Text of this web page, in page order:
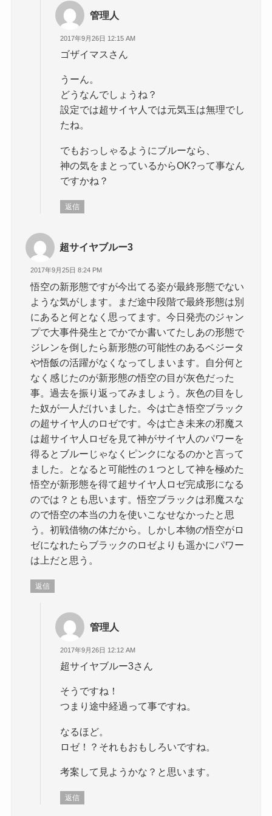
管理人
2017年9月26日 12:15 AM
ゴザイマスさん
うーん。
どうなんでしょうね？
設定では超サイヤ人では元気玉は無理でし
たね。
でもおっしゃるようにブルーなら、
神の気をまとっているからOK?って事なん
ですかね？
返信
超サイヤブルー3
2017年9月25日 8:24 PM
悟空の新形態ですが今出てる姿が最終形態でない
ような気がします。まだ途中段階で最終形態は別
にあると何となく思ってます。今日発売のジャン
プで大事件発生とでかでか書いてたしあの形態で
ジレンを倒したら新形態の可能性のあるベジータ
や悟飯の活躍がなくなってしまいます。自分何と
なく感じたのが新形態の悟空の目が灰色だった
事。過去を振り返ってみましょう。灰色の目をし
た奴が一人だけいました。今は亡き悟空ブラック
の超サイヤ人のロゼです。今は亡き未来の邪魔ス
は超サイヤ人ロゼを見て神がサイヤ人のパワーを
得るとブルーじゃなくピンクになるのかと言って
ました。となると可能性の１つとして神を極めた
悟空が新形態を得て超サイヤ人ロゼ完成形になる
のでは？とも思います。悟空ブラックは邪魔スな
ので悟空の本当の力を使いこなせなかったと思
う。初戦借物の体だから。しかし本物の悟空がロ
ゼになれたらブラックのロゼよりも遥かにパワー
は上だと思う。
返信
管理人
2017年9月26日 12:12 AM
超サイヤブルー3さん
そうですね！
つまり途中経過って事ですね。
なるほど。
ロゼ！？それもおもしろいですね。
考案して見ようかな？と思います。
返信